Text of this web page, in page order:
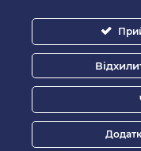
Good-IT.com.ua